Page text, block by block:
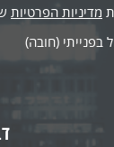
מדיניות הפרטיות
בפנייתי (חובה)